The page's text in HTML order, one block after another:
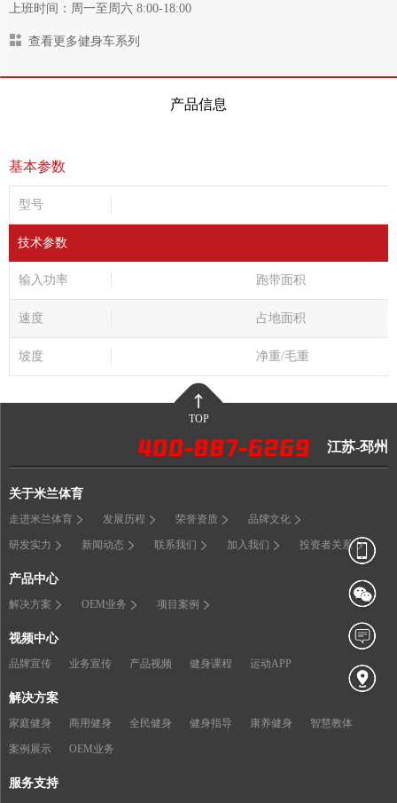
上班时间：周一至周六 8:00-18:00
查看更多健身车系列
产品信息
基本参数
型号
技术参数
输入功率 跑带面积
速度 占地面积
坡度 净重/毛重
TOP
江苏-邳州
关于米兰体育
走进米兰体育 发展历程 荣誉资质 品牌文化
研发实力 新闻动态 联系我们 加入我们 投资者关系
产品中心
解决方案 OEM业务 项目案例
视频中心
品牌宣传 业务宣传 产品视频 健身课程 运动APP
解决方案
家庭健身 商用健身 全民健身 健身指导 康养健身 智慧教体
案例展示 OEM业务
服务支持